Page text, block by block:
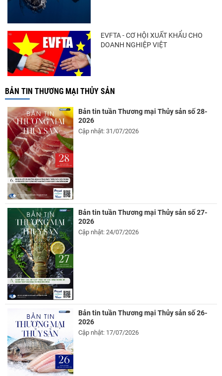
EVFTA - CƠ HỘI XUẤT KHẨU CHO
DOANH NGHIỆP VIỆT
BẢN TIN THƯƠNG MẠI THỦY SẢN
Bản tin tuần Thương mại Thủy sản số 28-
2026
Cập nhật: 31/07/2026
Bản tin tuần Thương mại Thủy sản số 27-
2026
Cập nhật: 24/07/2026
Bản tin tuần Thương mại Thủy sản số 26-
2026
Cập nhật: 17/07/2026